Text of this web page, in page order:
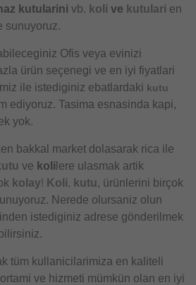
kutularini vb. koli ve kutulari en
sunuyoruz.
Ofis veya evinizi
ürün seçenegi ve en iyi fiyatlari
ile istediginiz ebatlardaki kutu
ediyoruz. Tasima esnasinda kapi,
yok.
bakkal market dolasarak rica ile
ve koli lere ulasmak artik
kolay! Koli, kutu, ürünlerini birçok
Nerede olursaniz olun
istediginiz adrese gönderilmek
tüm kullanicilarimiza en kaliteli
ve hizmeti mümkün olan en iyi